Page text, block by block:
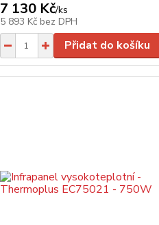
7 130 Kč/ks
5 893 Kč bez DPH
Přidat do košíku